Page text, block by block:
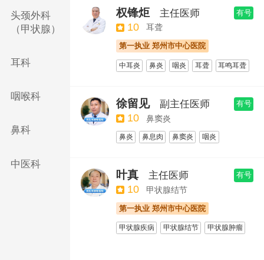
头颈外科
（甲状腺）
耳科
咽喉科
鼻科
中医科
鼻窦肿瘤
甲状腺肿瘤
颈部纤维瘤
小儿鼾症
声带息肉
耳鼻喉检查
过敏性鼻炎
慢性肥厚性鼻炎
权锋炬 主任医师 有号
10 耳聋
第一执业 郑州市中心医院
中耳炎 鼻炎 咽炎 耳聋
耳鸣耳聋
鼻窦炎
慢性肥厚性鼻炎 耳鼻喉检查
徐留见 副主任医师 有号
10 鼻窦炎
鼻炎 鼻息肉 鼻窦炎
咽炎
扁桃体肥大
腺样体肥大
过敏性鼻炎
慢性肥厚性鼻炎
耳鼻喉检查
叶真 主任医师 有号
10 甲状腺结节
第一执业 郑州市中心医院
甲状腺疾病 甲状腺结节
甲状腺肿瘤